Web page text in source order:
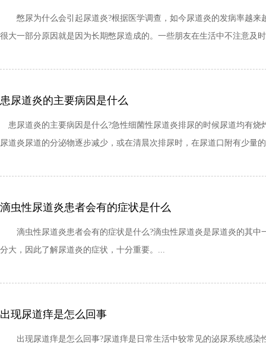
憋尿为什么会引起尿道炎?根据医学调查，如今尿道炎的发病率越来
很大一部分原因就是因为长期憋尿造成的。一些朋友在生活中不注意及
患尿道炎的主要病因是什么
患尿道炎的主要病因是什么?急性细菌性尿道炎排尿的时候尿道均有
尿道炎尿道的分泌物逐步减少，或在清晨次排尿时，在尿道口附有少量
滴虫性尿道炎患者会有的症状是什么
滴虫性尿道炎患者会有的症状是什么?滴虫性尿道炎是尿道炎的其中
分大，因此了解尿道炎的症状，十分重要。...
出现尿道痒是怎么回事
出现尿道痒是怎么回事?尿道痒是日常生活中较常见的泌尿系统感染